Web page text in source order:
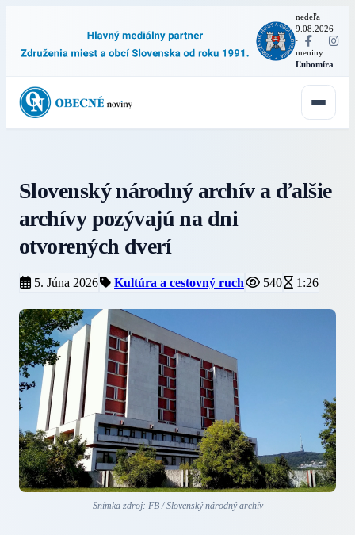
nedeľa
9.08.2026
·
meniny:
Ľubomíra
Slovenský národný archív a ďalšie
archívy pozývajú na dni
otvorených dverí
5. Júna 2026 Kultúra a cestovný ruch 540 1:26
Snímka zdroj: FB / Slovenský národný archív